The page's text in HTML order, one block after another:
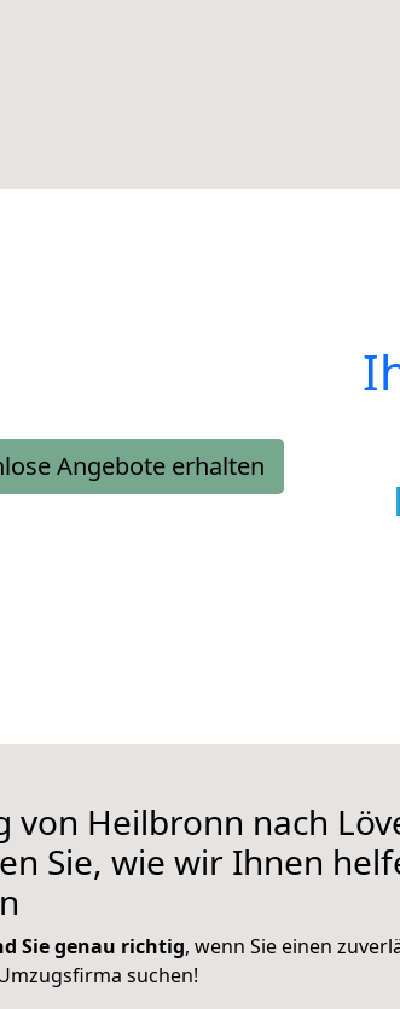
Angebote erhalten
von Heilbronn nach
Sie, wie wir Ihnen
Sie genau richtig, wenn Sie einen
suchen!